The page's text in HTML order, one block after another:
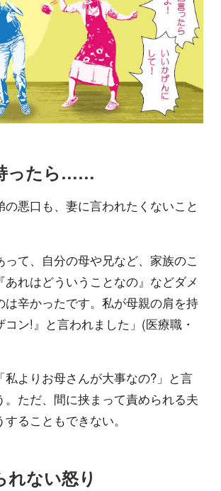
ったら……
の悪口も、妻に言われたくないこと
って、自分の母や兄など、家族のこ
あれはどういうことなの』などダメ
は辛かったです。私が母親の肩を持
コン!』と言われました」(医療職・
私よりお母さんが大事なの?」と言
。ただ、間に挟まって責められる夫
ることもできない。
れない怒り